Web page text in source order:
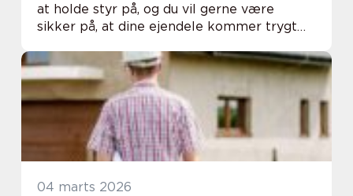
at holde styr på, og du vil gerne være
sikker på, at dine ejendele kommer trygt
forskel både for din tidsplan, økonomi og...
04 marts 2026